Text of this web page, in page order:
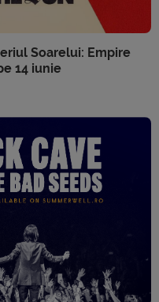
Soarelui: Empire
14 iunie